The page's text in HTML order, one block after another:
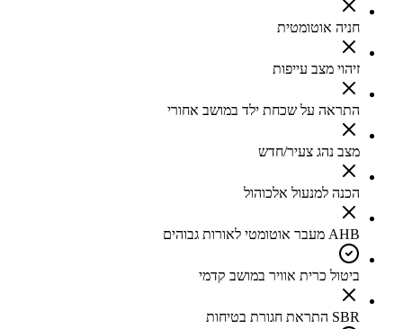
חניה אוטומטית
זיהוי מצב עייפות
התראה על שכחת ילד במושב אחורי
מצב נהג צעיר/חדש
הכנה למנעול אלכוהול
AHB מעבר אוטומטי לאורות גבוהים
ביטול כרית אוויר במושב קדמי
SBR התראת חגורת בטיחות